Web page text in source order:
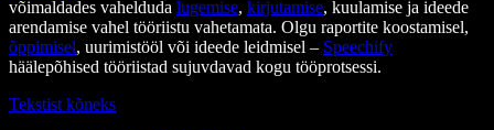
võimaldades vahelduda lugemise, kirjutamise, kuulamise ja ideede
arendamise vahel tööriistu vahetamata. Olgu raportite koostamisel,
õppimisel, uurimistööl või ideede leidmisel – Speechify
häälepõhised tööriistad sujuvdavad kogu tööprotsessi.
Tekstist kõneks